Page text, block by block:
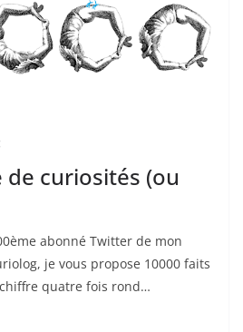
curiosités (ou
abonné Twitter de mon
je vous propose 10000 faits
quatre fois rond…